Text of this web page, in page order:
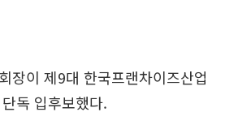
장이 제9대 한국프랜차이즈산업
독 입후보했다.